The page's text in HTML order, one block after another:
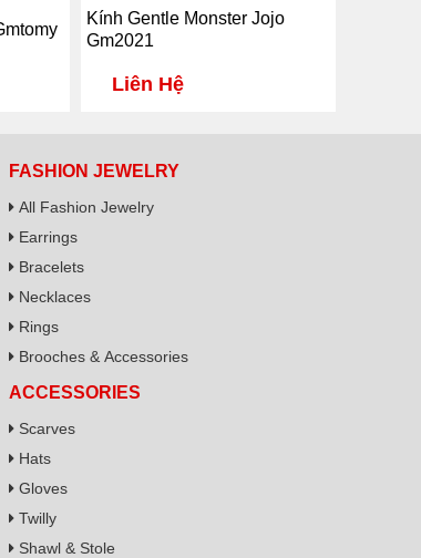
Kính Gentle Monster Jojo
Gm2021
Liên Hệ
FASHION JEWELRY
All Fashion Jewelry
Earrings
Bracelets
Necklaces
Rings
Brooches & Accessories
ACCESSORIES
Scarves
Hats
Gloves
Twilly
Shawl & Stole